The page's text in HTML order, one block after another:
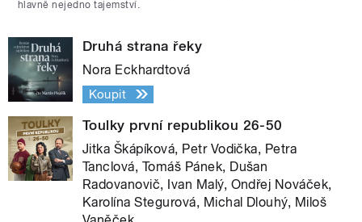
hlavně nejedno tajemství.
Druhá strana řeky
Nora Eckhardtová
Koupit
Toulky první republikou 26-50
Jitka Škápíková, Petr Vodička, Petra
Tanclová, Tomáš Pánek, Dušan
Radovanovič, Ivan Malý, Ondřej Nováček,
Karolína Stegurová, Michal Dlouhý, Miloš